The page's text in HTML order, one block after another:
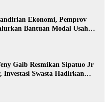
Ekonomi, Pemprov
Bantuan Modal Usaha
Gaib Resmikan Sipatuo Jr
Investasi Swasta Hadirkan